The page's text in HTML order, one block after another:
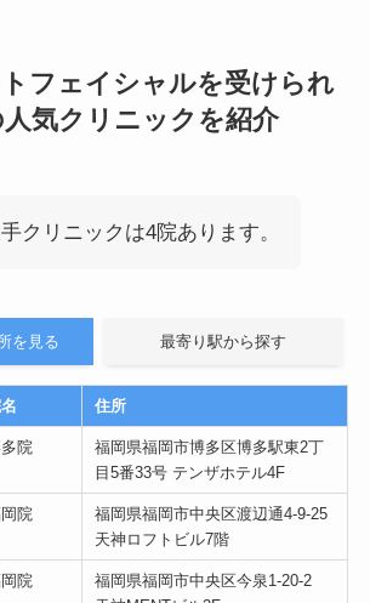
フェイシャルを受けられ
気クリニックを紹介
クリニックは4院あります。
を見る 最寄り駅から探す
住所
院
福岡県福岡市博多区博多駅東2丁
目5番33号 テンザホテル4F
院
福岡県福岡市中央区渡辺通4-9-25
天神ロフトビル7階
院
福岡県福岡市中央区今泉1-20-2